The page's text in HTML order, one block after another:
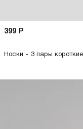
399 Р
Носки - 3 пары